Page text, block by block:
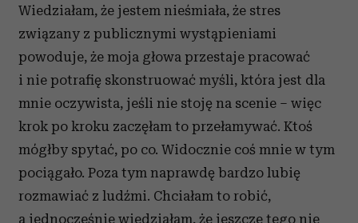
Wiedziałam, że jestem nieśmiała, że stres
związany z publicznymi wystąpieniami
powoduje, że moja głowa przestaje pracować
i nie potrafię skonstruować myśli, która jest dla
mnie oczywista, jeśli nie stoję na scenie – więc
krok po kroku zaczęłam to przełamywać. Ktoś
mógłby spytać, po co. Widocznie coś mnie w tym
pociągało. Poza tym naprawdę bardzo lubię
rozmawiać z ludźmi. Chciałam to robić,
a jednocześnie wiedziałam, że jeszcze tego nie